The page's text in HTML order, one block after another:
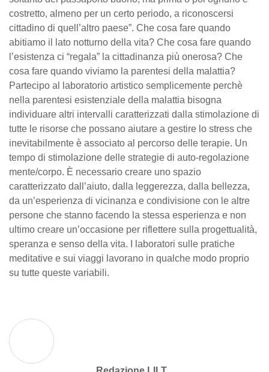
costretto, almeno per un certo periodo, a riconoscersi
cittadino di quell’altro paese”. Che cosa fare quando
abitiamo il lato notturno della vita? Che cosa fare quando
l’esistenza ci “regala” la cittadinanza più onerosa? Che
cosa fare quando viviamo la parentesi della malattia?
Partecipo al laboratorio artistico semplicemente perchè
nella parentesi esistenziale della malattia bisogna
individuare altri intervalli caratterizzati dalla stimolazione di
tutte le risorse che possano aiutare a gestire lo stress che
inevitabilmente è associato al percorso delle terapie. Un
tempo di stimolazione delle strategie di auto-regolazione
mente/corpo. È necessario creare uno spazio
caratterizzato dall’aiuto, dalla leggerezza, dalla bellezza,
da un’esperienza di vicinanza e condivisione con le altre
persone che stanno facendo la stessa esperienza e non
ultimo creare un’occasione per riflettere sulla progettualità,
speranza e senso della vita. I laboratori sulle pratiche
meditative e sui viaggi lavorano in qualche modo proprio
su tutte queste variabili.